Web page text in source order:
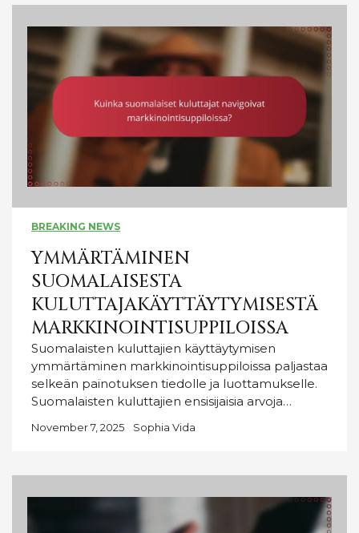
BREAKING NEWS
YMMÄRTÄMINEN
SUOMALAISESTA
KULUTTAJAKÄYTTÄYTYMISESTÄ
MARKKINOINTISUPPILOISSA
Suomalaisten kuluttajien käyttäytymisen
ymmärtäminen markkinointisuppiloissa paljastaa
selkeän painotuksen tiedolle ja luottamukselle.
Suomalaisten kuluttajien ensisijaisia arvoja…
November 7, 2025 Sophia Vida